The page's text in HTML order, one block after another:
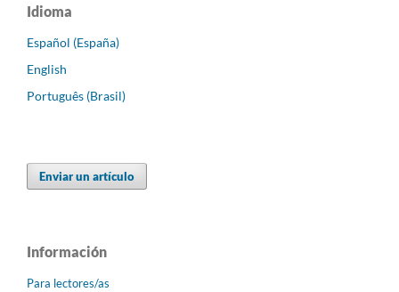
Idioma
Español (España)
English
Português (Brasil)
Enviar un artículo
Información
Para lectores/as